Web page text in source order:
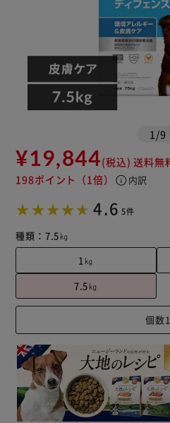
1 /9
¥19,844(税込) 送料無
198ポイント （1倍） info 内訳
4.6 5件
種類： 7.5㎏
1㎏
7.5㎏